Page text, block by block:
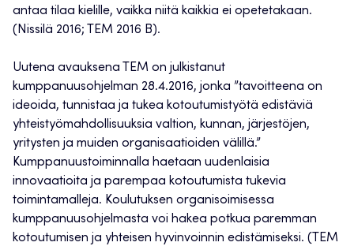
antaa tilaa kielille, vaikka niitä kaikkia ei opetetakaan.
(Nissilä 2016; TEM 2016 B).
Uutena avauksena TEM on julkistanut
kumppanuusohjelman 28.4.2016, jonka ”tavoitteena on
ideoida, tunnistaa ja tukea kotoutumistyötä edistäviä
yhteistyömahdollisuuksia valtion, kunnan, järjestöjen,
yritysten ja muiden organisaatioiden välillä.”
Kumppanuustoiminnalla haetaan uudenlaisia
innovaatioita ja parempaa kotoutumista tukevia
toimintamalleja. Koulutuksen organisoimisessa
kumppanuusohjelmasta voi hakea potkua paremman
kotoutumisen ja yhteisen hyvinvoinnin edistämiseksi. (TEM